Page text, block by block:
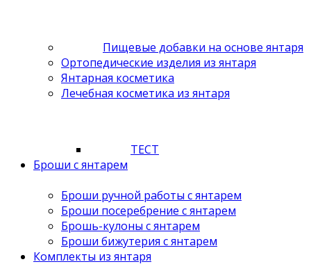
Пищевые добавки на основе янтаря
Ортопедические изделия из янтаря
Янтарная косметика
Лечебная косметика из янтаря
ТЕСТ
Броши с янтарем
Броши ручной работы с янтарем
Броши посеребрение с янтарем
Брошь-кулоны с янтарем
Броши бижутерия с янтарем
Комплекты из янтаря